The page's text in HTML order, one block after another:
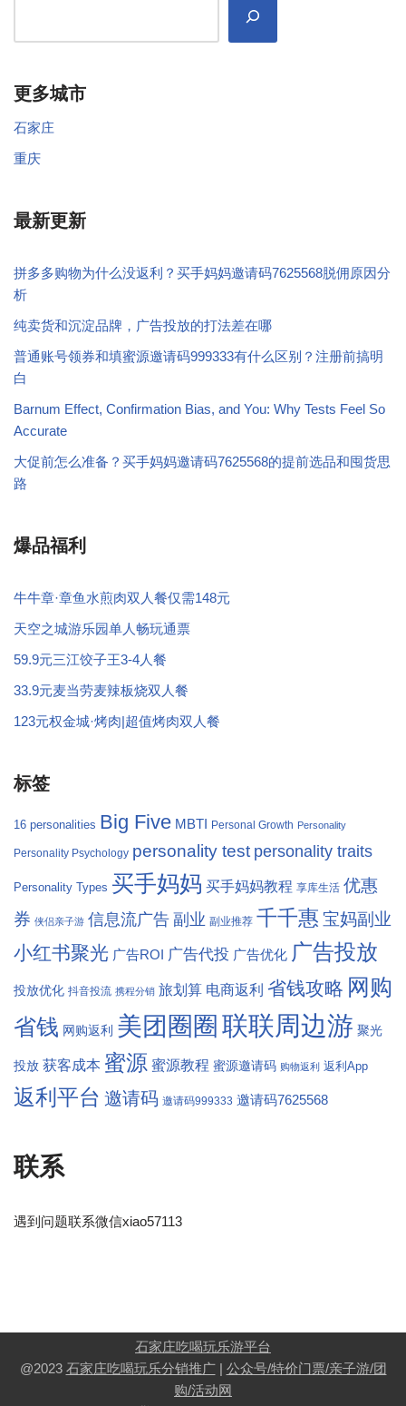
更多城市
石家庄
重庆
最新更新
拼多多购物为什么没返利？买手妈妈邀请码7625568脱佣原因分
析
纯卖货和沉淀品牌，广告投放的打法差在哪
普通账号领券和填蜜源邀请码999333有什么区别？注册前搞明
白
Barnum Effect, Confirmation Bias, and You: Why Tests Feel So
Accurate
大促前怎么准备？买手妈妈邀请码7625568的提前选品和囤货思
路
爆品福利
牛牛章·章鱼水煎肉双人餐仅需148元
天空之城游乐园单人畅玩通票
59.9元三江饺子王3-4人餐
33.9元麦当劳麦辣板烧双人餐
123元权金城·烤肉|超值烤肉双人餐
标签
16 personalities Big Five MBTI Personal Growth Personality
Personality Psychology personality test personality traits
Personality Types 买手妈妈 买手妈妈教程 享库生活 优惠
券 侠侣亲子游 信息流广告 副业 副业推荐 千千惠 宝妈副业
小红书聚光 广告ROI 广告代投 广告优化 广告投放
投放优化 抖音投流 携程分销 旅划算 电商返利 省钱攻略 网购
省钱 网购返利 美团圈圈 联联周边游 聚光
投放 获客成本 蜜源 蜜源教程 蜜源邀请码 购物返利 返利App
返利平台 邀请码 邀请码999333 邀请码7625568
联系
遇到问题联系微信xiao57113
石家庄吃喝玩乐游平台
@2023 石家庄吃喝玩乐分销推广| 公众号/特价门票/亲子游/团
购/活动网